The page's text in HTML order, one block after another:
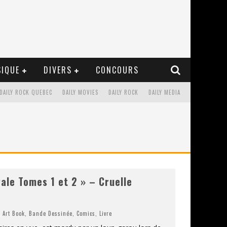
DIVERS CONCOURS
DAILY MEDIA
DAILY ROCK
DAILY MOVIES
DAILY ROCK QUEBEC
Tomes 1 et 2 » – Cruelle
,Art Book ,Bande Dessinée ,Comics ,Livre